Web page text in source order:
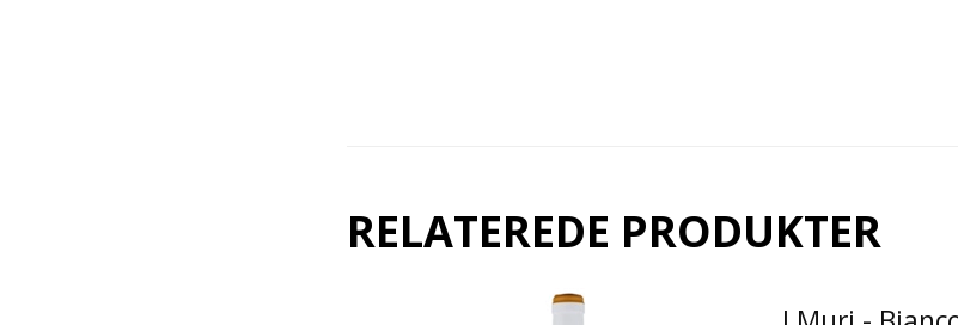
RELATEREDE PRODUKTER